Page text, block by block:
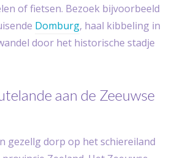
of fietsen. Bezoek bijvoorbeeld
Domburg, haal kibbeling in
door het historische stadje
aan de Zeeuwse
gezellg dorp op het schiereiland